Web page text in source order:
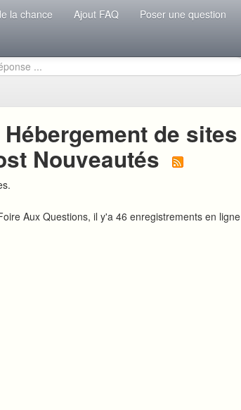
la chance Ajout FAQ Poser une question
de sites
Nouveautés
Aux Questions, il y'a 46 enregistrements en ligne